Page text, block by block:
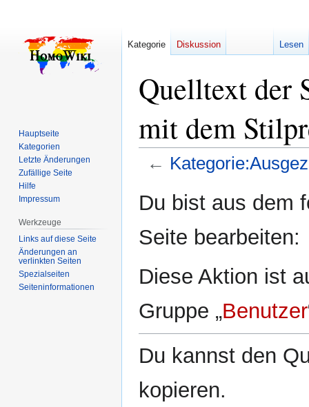
Quelltext der
mit dem
←
Navigation
Suche
Du bist aus dem
Seite bearbeiten:
Diese Aktion ist
Gruppe „Benutzer
Du kannst den
kopieren.
Kategorie Diskussion Lesen
Hauptseite
Kategorien
Letzte Änderungen
Zufällige Seite
Hilfe
Impressum
Werkzeuge
Links auf diese Seite
Änderungen an
verlinkten Seiten
Spezialseiten
Seiten­­informationen